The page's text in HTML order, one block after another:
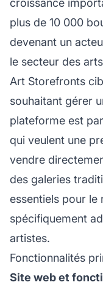
croissance
plus de 10 000
devenant un
le secteur des
Art Storefronts
souhaitant gérer
plateforme est
qui veulent une
vendre
des galeries
essentiels pour le
spécifiquement
artistes.
Fonctionnalités
Site web et